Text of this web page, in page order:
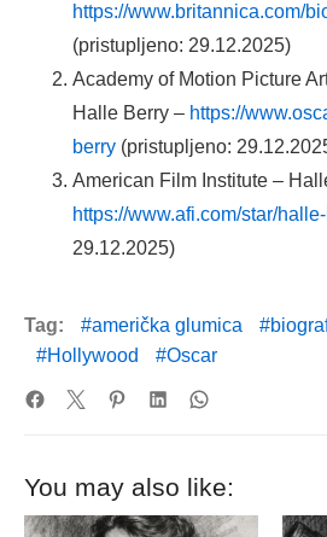
https://www.britannica.com/
(pristupljeno: 29.12.2025)
Academy of Motion Picture
Halle Berry – https://
berry (pristupljeno:
American Film Institute –
https://www.afi.com/star/
29.12.2025)
Tag: američka glumica
Hollywood
Oscar
You may also like: